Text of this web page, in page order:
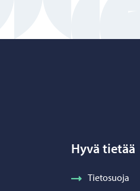
Hyvä tietää
Tietosuoja